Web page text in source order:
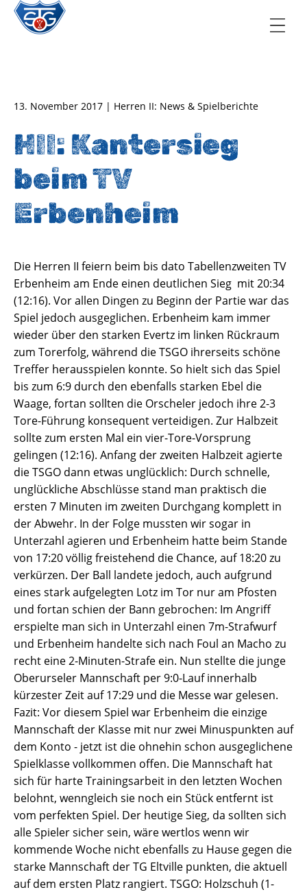
13. November 2017 | Herren II: News & Spielberichte
HII: Kantersieg
beim TV
Erbenheim
Die Herren II feiern beim bis dato Tabellenzweiten TV
Erbenheim am Ende einen deutlichen Sieg mit 20:34
(12:16). Vor allen Dingen zu Beginn der Partie war das
Spiel jedoch ausgeglichen. Erbenheim kam immer
wieder über den starken Evertz im linken Rückraum
zum Torerfolg, während die TSGO ihrerseits schöne
Treffer herausspielen konnte. So hielt sich das Spiel
bis zum 6:9 durch den ebenfalls starken Ebel die
Waage, fortan sollten die Orscheler jedoch ihre 2-3
Tore-Führung konsequent verteidigen. Zur Halbzeit
sollte zum ersten Mal ein vier-Tore-Vorsprung
gelingen (12:16). Anfang der zweiten Halbzeit agierte
die TSGO dann etwas unglücklich: Durch schnelle,
unglückliche Abschlüsse stand man praktisch die
ersten 7 Minuten im zweiten Durchgang komplett in
der Abwehr. In der Folge mussten wir sogar in
Unterzahl agieren und Erbenheim hatte beim Stande
von 17:20 völlig freistehend die Chance, auf 18:20 zu
verkürzen. Der Ball landete jedoch, auch aufgrund
eines stark aufgelegten Lotz im Tor nur am Pfosten
und fortan schien der Bann gebrochen: Im Angriff
erspielte man sich in Unterzahl einen 7m-Strafwurf
und Erbenheim handelte sich nach Foul an Macho zu
recht eine 2-Minuten-Strafe ein. Nun stellte die junge
Oberurseler Mannschaft per 9:0-Lauf innerhalb
kürzester Zeit auf 17:29 und die Messe war gelesen.
Fazit: Vor diesem Spiel war Erbenheim die einzige
Mannschaft der Klasse mit nur zwei Minuspunkten auf
dem Konto - jetzt ist die ohnehin schon ausgeglichene
Spielklasse vollkommen offen. Die Mannschaft hat
sich für harte Trainingsarbeit in den letzten Wochen
belohnt, wenngleich sie noch ein Stück entfernt ist
vom perfekten Spiel. Der heutige Sieg, da sollten sich
alle Spieler sicher sein, wäre wertlos wenn wir
kommende Woche nicht ebenfalls zu Hause gegen die
starke Mannschaft der TG Eltville punkten, die aktuell
auf dem ersten Platz rangiert. TSGO: Holzschuh (1-